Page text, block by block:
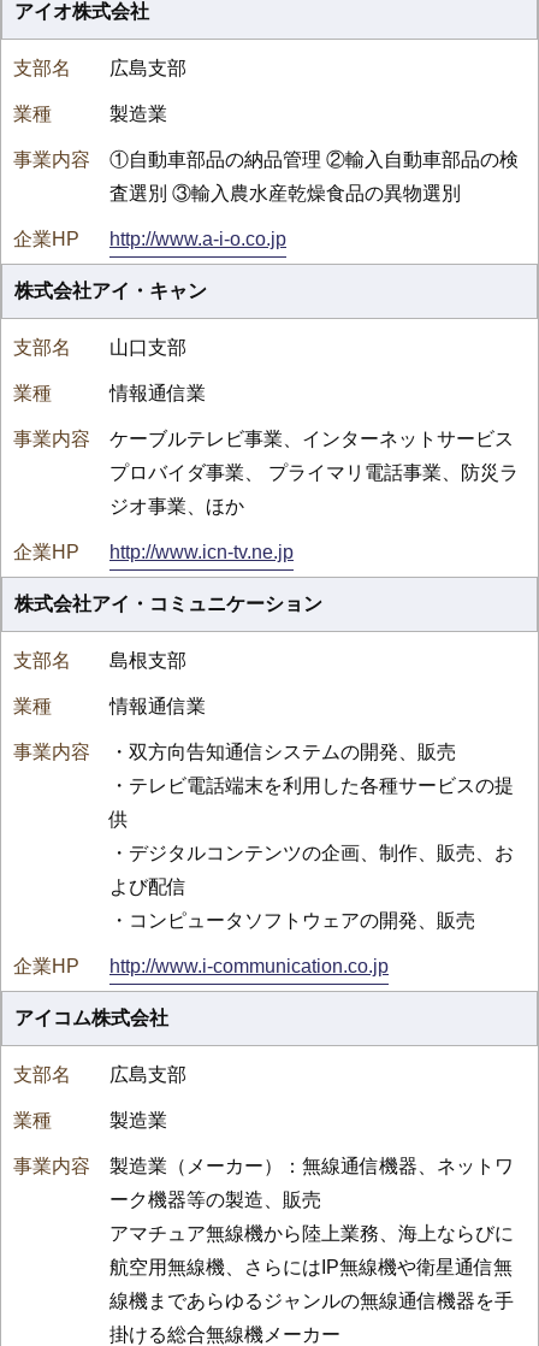
アイオ株式会社
広島支部
製造業
①自動車部品の納品管理 ②輸入自動車部品の検
査選別 ③輸入農水産乾燥食品の異物選別
http://www.a-i-o.co.jp
株式会社アイ・キャン
山口支部
情報通信業
ケーブルテレビ事業、インターネットサービス
プロバイダ事業、 プライマリ電話事業、防災ラ
ジオ事業、ほか
http://www.icn-tv.ne.jp
株式会社アイ・コミュニケーション
島根支部
情報通信業
・双方向告知通信システムの開発、販売
・テレビ電話端末を利用した各種サービスの提
供
・デジタルコンテンツの企画、制作、販売、お
よび配信
・コンピュータソフトウェアの開発、販売
http://www.i-communication.co.jp
アイコム株式会社
広島支部
製造業
製造業（メーカー）：無線通信機器、ネットワ
ーク機器等の製造、販売
アマチュア無線機から陸上業務、海上ならびに
航空用無線機、さらにはIP無線機や衛星通信無
線機まであらゆるジャンルの無線通信機器を手
掛ける総合無線機メーカー